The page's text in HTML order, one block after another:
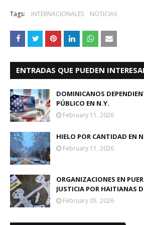
Tags: INTERNACIONALES NOTICIAS
ENTRADAS QUE PUEDEN
DOMINICANOS
PÚBLICO EN N.Y.
February 11, 2026
HIELO POR CANTIDAD EN
February 11, 2026
ORGANIZACIONES EN
JUSTICIA POR HAITIANAS
February 05, 2026